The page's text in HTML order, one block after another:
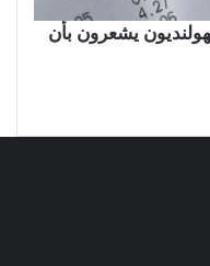
التضخم عند 3%.. الهولنديون يشعرون بأن